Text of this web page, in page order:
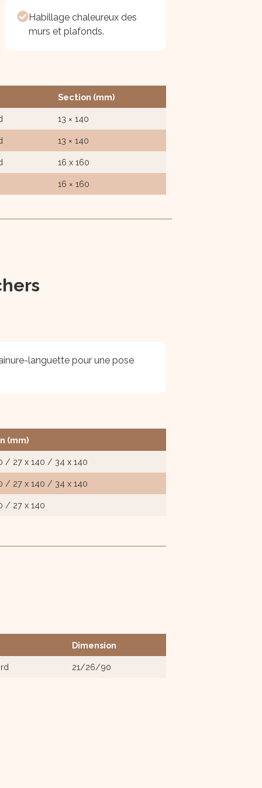
Habillage chaleureux des
murs et plafonds.
Section (mm)
13 × 140
13 × 140
16 x 160
16 × 160
languette pour une pose
(mm)
/ 27 x 140 / 34 x 140
/ 27 x 140 / 34 x 140
/ 27 x 140
Dimension
21/26/90